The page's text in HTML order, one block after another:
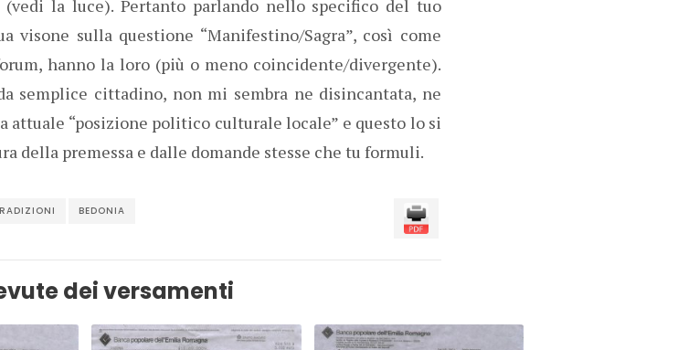
la luce). Pertanto parlando nello specifico del tuo
visone sulla questione “Manifestino/Sagra”, così come
hanno la loro (più o meno coincidente/divergente).
semplice cittadino, non mi sembra ne disincantata, ne
attuale “posizione politico culturale locale” e questo lo si
della premessa e dalle domande stesse che tu formuli.
BEDONIA
dei versamenti